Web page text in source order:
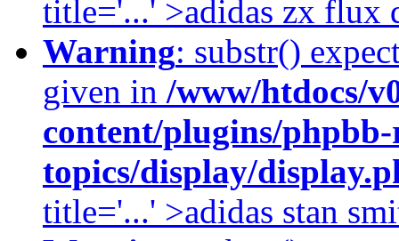
title='...' >adidas zx flux
Warning: substr()
given in /www/htdocs/
content/plugins/phpbb-
topics/display/
title='...' >adidas stan